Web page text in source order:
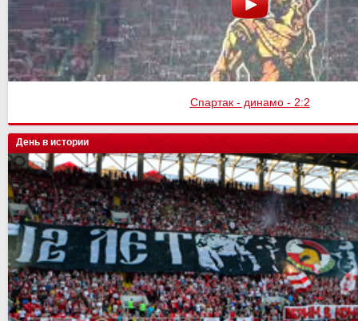
Спартак - Химки - 3:1
День в истории